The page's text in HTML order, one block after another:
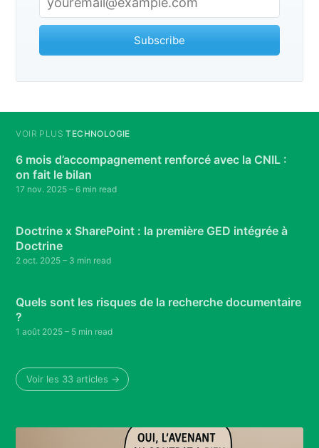
Subscribe
VOIR PLUS TECHNOLOGIE
6 mois d’accompagnement renforcé avec la CNIL :
on fait le bilan
17 nov. 2025 – 6 min read
Doctrine x SharePoint : la première GED intégrée à
Doctrine
2 oct. 2025 – 3 min read
Quels sont les risques de la recherche documentaire
?
1 août 2025 – 5 min read
Voir les 33 articles →